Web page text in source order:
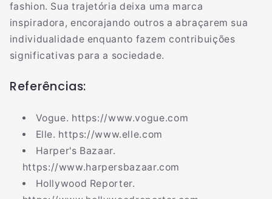
fashion. Sua trajetória deixa uma marca
inspiradora, encorajando outros a abraçarem sua
individualidade enquanto fazem contribuições
significativas para a sociedade.
Referências:
Vogue. https://www.vogue.com
Elle. https://www.elle.com
Harper's Bazaar.
https://www.harpersbazaar.com
Hollywood Reporter.